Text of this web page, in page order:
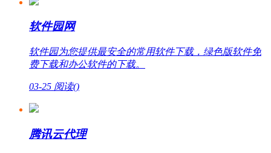
软件园网
软件园为您提供最安全的常用软件下载，绿色版软件免
费下载和办公软件的下载。
03-25 阅读()
腾讯云代理